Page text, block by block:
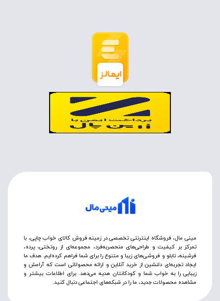
مینی مال، فروشگاه اینترنتی تخصصی در زمینه فروش کالای خواب چاپی، با
تمرکز بر کیفیت و طراحی‌های منحصربه‌فرد، مجموعه‌ای از روتختی‌، پرده،
فرشینه، تابلو و فروشی‌های زیبا و متنوع را برای شما فراهم کرده‌ایم. هدف ما
ایجاد تجربه‌ای دلنشین از خرید آنلاین و ارائه محصولاتی است که آرامش و
زیبایی را به خواب شما و کودکانتان هدیه می‌دهد. برای اطلاعات بیشتر و
مشاهده محصولات جدید، ما را در شبکه‌های اجتماعی دنبال کنید.